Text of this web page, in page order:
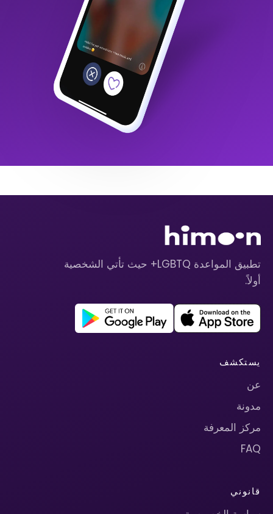
تطبيق المواعدة LGBTQ+ حيث تأتي الشخصية
أولاً.
يستكشف
عن
مدونة
مركز المعرفة
FAQ
قانوني